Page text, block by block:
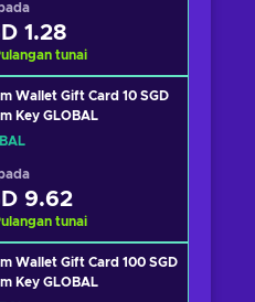
1.28
tunai
Wallet Gift Card 10 SGD
Key GLOBAL
9.62
tunai
Wallet Gift Card 100 SGD
Key GLOBAL